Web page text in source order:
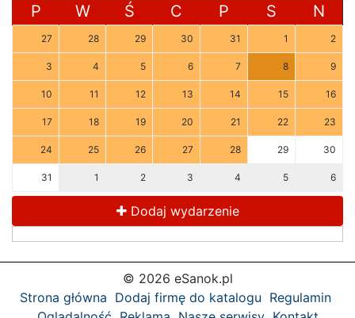
P W Ś C P S N
27 28 29 30 31 1 2
3 4 5 6 7 8 9
10 11 12 13 14 15 16
17 18 19 20 21 22 23
24 25 26 27 28 29 30
31 1 2 3 4 5 6
Dodaj wydarzenie
© 2026 eSanok.pl
Strona główna Dodaj firmę do katalogu Regulamin